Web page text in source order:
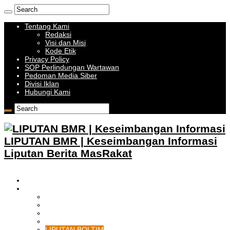
Tentang Kami
Redaksi
Visi dan Misi
Kode Etik
Privacy Policy
SOP Perlindungan Wartawan
Pedoman Media Siber
Divisi Iklan
Hubungi Kami
LIPUTAN BMR | Keseimbangan Informasi
Liputan Berita MasRakat